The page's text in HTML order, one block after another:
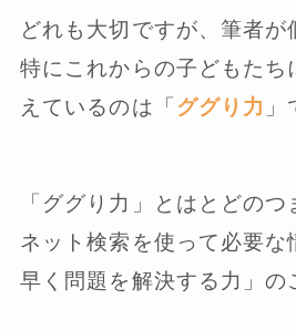
どれも大切ですが、筆者が
特にこれからの子どもたち
えているのは「 ググり力 」
「ググり力」とはとどの
ネット検索を使って必要な
早く問題を解決する力」の